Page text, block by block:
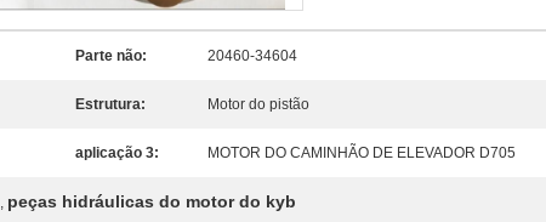
Parte não: 20460-34604
Estrutura: Motor do pistão
aplicação 3: MOTOR DO CAMINHÃO DE ELEVADOR D705
, peças hidráulicas do motor do kyb